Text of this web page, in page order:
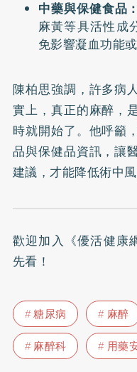
中藥與保健食品
麻黃等具活性成
免影響凝血功能
陳柏思強調，許多病
實上，真正的麻醉，
時就開始了。他呼籲
品與保健品資訊，讓
建議，才能降低術中
歡迎加入 《優活健
先看！
糖尿病 麻醉
麻醉科
用藥